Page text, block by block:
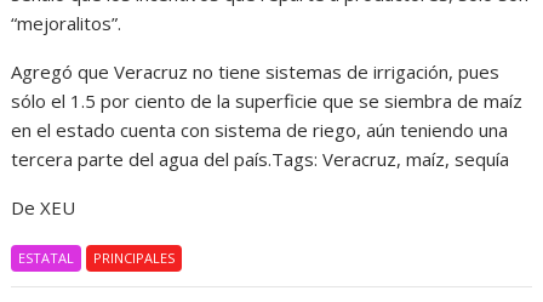
“mejoralitos”.
Agregó que Veracruz no tiene sistemas de irrigación, pues
sólo el 1.5 por ciento de la superficie que se siembra de maíz
en el estado cuenta con sistema de riego, aún teniendo una
tercera parte del agua del país.Tags: Veracruz, maíz, sequía
De XEU
ESTATAL PRINCIPALES